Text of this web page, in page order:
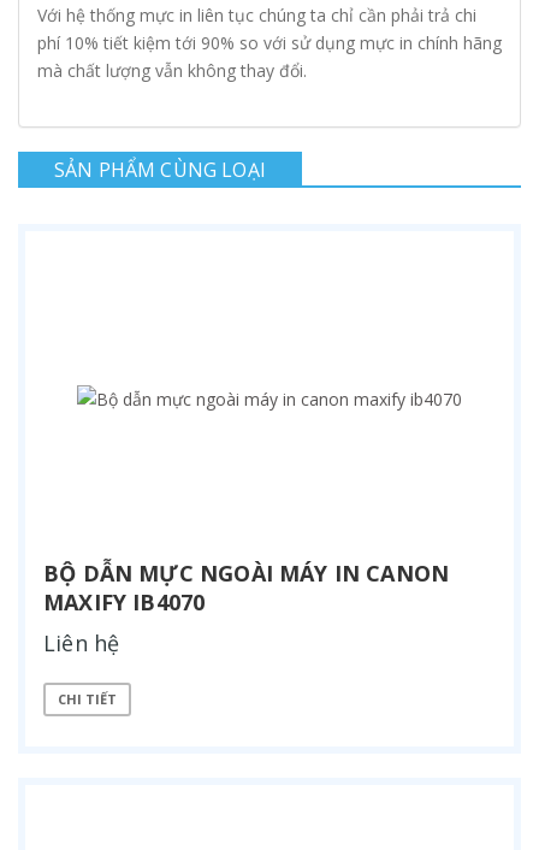
Với hệ thống mực in liên tục chúng ta chỉ cần phải trả chi
phí 10% tiết kiệm tới 90% so với sử dụng mực in chính hãng
mà chất lượng vẫn không thay đổi.
SẢN PHẨM CÙNG LOẠI
BỘ DẪN MỰC NGOÀI MÁY IN CANON
MAXIFY IB4070
Liên hệ
CHI TIẾT